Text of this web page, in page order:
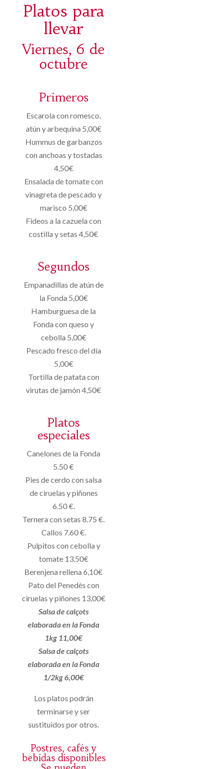
Platos para
llevar
Viernes, 6 de
octubre
Primeros
Escarola con romesco,
atún y arbequina 5,00€
Hummus de garbanzos
con anchoas y tostadas
4,50€
Ensalada de tomate con
vinagreta de pescado y
marisco 5,00€
Fideos a la cazuela con
costilla y setas 4,50€
Segundos
Empanadillas de atún de
la Fonda 5,00€
Hamburguesa de la
Fonda con queso y
cebolla 5,00€
Pescado fresco del día
5,00€
Tortilla de patata con
virutas de jamón 4,50€
Platos
especiales
Canelones de la Fonda
5.50 €
Pies de cerdo con salsa
de ciruelas y piñones
6.50 €.
Ternera con setas 8.75 €.
Callos 7.60 €.
Pulpitos con cebolla y
tomate 13.50€
Berenjena rellena 6,10€
Pato del Penedès con
ciruelas y piñones 13,00€
Salsa de calçots
elaborada en la Fonda
1kg 11,00€
Salsa de calçots
elaborada en la Fonda
1/2kg 6,00€
Los platos podrán
terminarse y ser
sustituidos por otros.
Postres, cafés y
bebidas disponibles